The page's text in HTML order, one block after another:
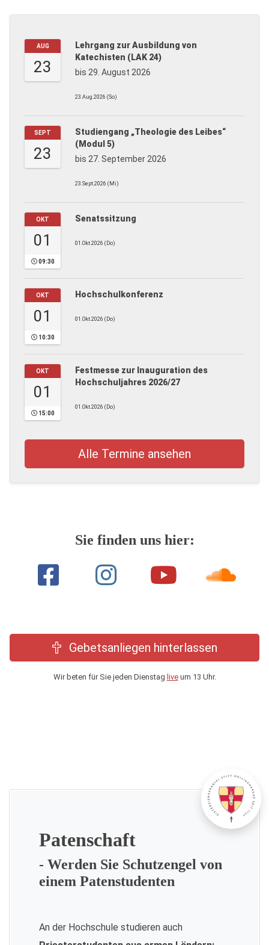
AUG
23
Lehrgang zur Ausbildung von
Katechisten (LAK 24)
bis 29. August 2026
23.Aug.2026 (So)
SEPT
23
Studiengang „Theologie des Leibes“
(Modul 5)
bis 27. September 2026
23.Sept.2026 (Mi)
OKT
01
09:30
Senatssitzung
01.Okt.2026 (Do)
OKT
01
10:30
Hochschulkonferenz
01.Okt.2026 (Do)
OKT
01
15:00
Festmesse zur Inauguration des
Hochschuljahres 2026/27
01.Okt.2026 (Do)
Alle Termine ansehen
Sie finden uns hier:
Gebetsanliegen hinterlassen
Wir beten für Sie jeden Dienstag liveum 13 Uhr.
Patenschaft
- Werden Sie Schutzengel von
einem Patenstudenten
An der Hochschule studieren auch